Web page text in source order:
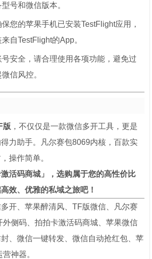
号和微信版本。
您的苹果手机已安装TestFlight应用，
自TestFlight的App。
号安全，请合理使用各项功能，避免过
信风控。
版 ，不仅仅是一款微信多开工具，更是
力助手。凡尔赛包8069内核，百款实
操作简单。
活码商城」，选购属于您的高性价比
效、优雅的私域之旅吧！
多开、苹果醉清风、TF版微信、凡尔赛
外侧码、拍拍卡激活码商城、苹果微信
、微信一键转发、微信自动抢红包、苹
神器。